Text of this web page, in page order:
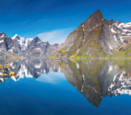
North Norway.